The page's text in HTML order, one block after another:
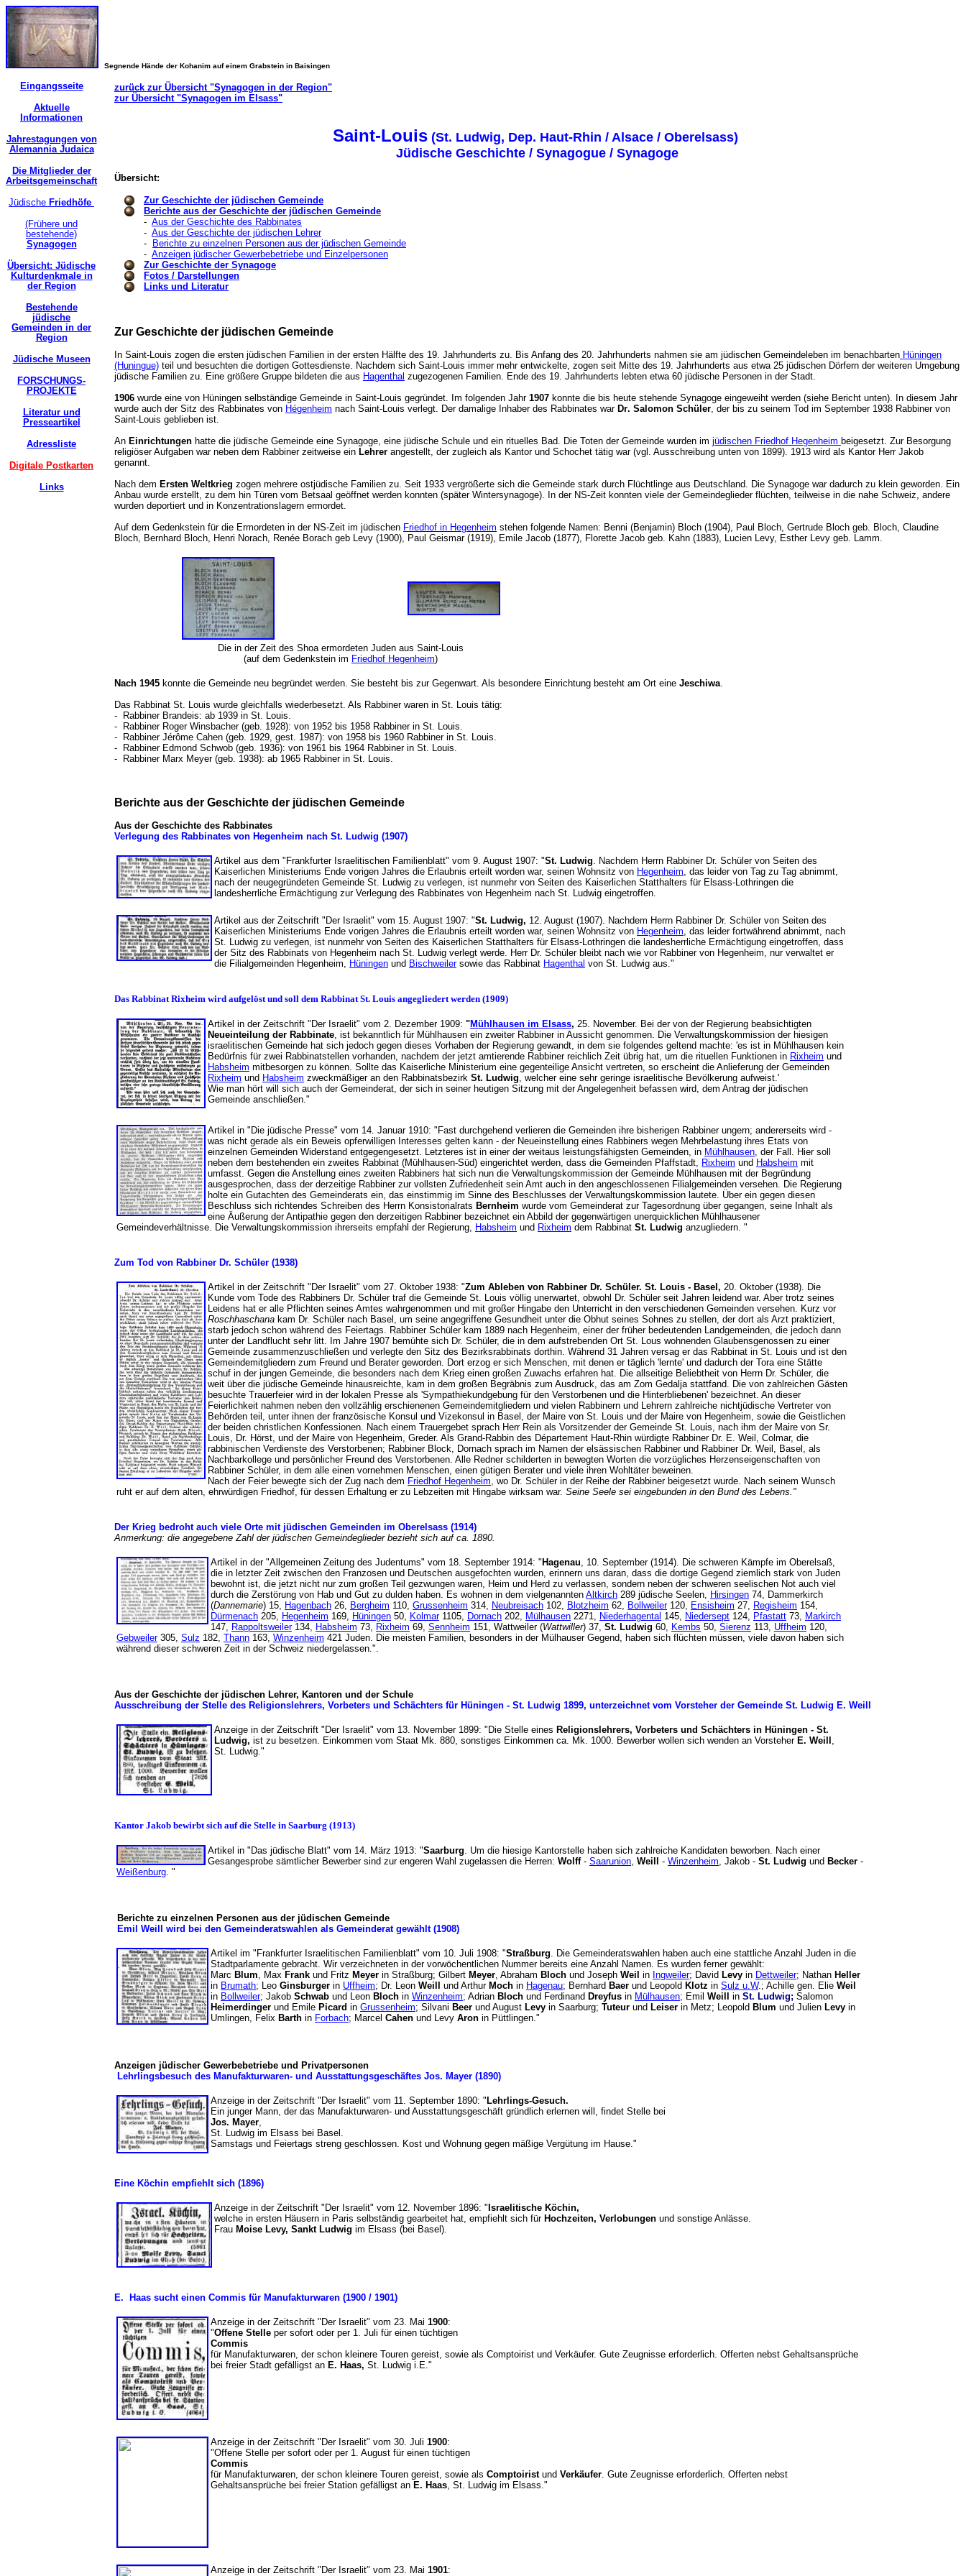
Segnende Hände der Kohanim auf einem Grabstein in Baisingen
Eingangsseite
Aktuelle
Informationen
Jahrestagungen von
Alemannia Judaica
Die Mitglieder der
Arbeitsgemeinschaft
Jüdische Friedhöfe
(Frühere und
bestehende)
Synagogen
Übersicht: Jüdische
Kulturdenkmale in
der Region
Bestehende
jüdische
Gemeinden in der
Region
Jüdische Museen
FORSCHUNGS-
PROJEKTE
Literatur und
Presseartikel
Adressliste
Digitale Postkarten
Links
zurück zur Übersicht "Synagogen in der Region"
zur Übersicht "Synagogen im Elsass"
Saint-Louis (St. Ludwig, Dep. Haut-Rhin / Alsace / Oberelsass)
Jüdische Geschichte / Synagogue / Synagoge
Übersicht:
Zur Geschichte der jüdischen Gemeinde
Berichte aus der Geschichte der jüdischen Gemeinde
- Aus der Geschichte des Rabbinates
- Aus der Geschichte der jüdischen Lehrer
-
Berichte zu einzelnen Personen aus der jüdischen Gemeinde
- Anzeigen jüdischer Gewerbebetriebe und Einzelpersonen
Zur Geschichte der Synagoge
Fotos / Darstellungen
Links und Literatur
Zur Geschichte der jüdischen Gemeinde
In Saint-Louis zogen die ersten jüdischen Familien in der ersten Hälfte des 19. Jahrhunderts zu. Bis Anfang des 20. Jahrhunderts nahmen sie am jüdischen Gemeindeleben im benachbarten Hüningen
(Huningue) teil und besuchten die dortigen Gottesdienste. Nachdem sich Saint-Louis immer mehr entwickelte, zogen seit Mitte des 19. Jahrhunderts aus etwa 25 jüdischen Dörfern der weiteren Umgebung
jüdische Familien zu. Eine größere Gruppe bildeten die aus Hagenthal zugezogenen Familien. Ende des 19. Jahrhunderts lebten etwa 60 jüdische Personen in der Stadt.
1906 wurde eine von Hüningen selbständige Gemeinde in Saint-Louis gegründet. Im folgenden Jahr 1907 konnte die bis heute stehende Synagoge eingeweiht werden (siehe Bericht unten). In diesem Jahr
wurde auch der Sitz des Rabbinates von Hégenheim nach Saint-Louis verlegt. Der damalige Inhaber des Rabbinates war Dr. Salomon Schüler, der bis zu seinem Tod im September 1938 Rabbiner von
Saint-Louis geblieben ist.
An Einrichtungen hatte die jüdische Gemeinde eine Synagoge, eine jüdische Schule und ein rituelles Bad. Die Toten der Gemeinde wurden im jüdischen Friedhof Hegenheim beigesetzt. Zur Besorgung
religiöser Aufgaben war neben dem Rabbiner zeitweise ein Lehrer angestellt, der zugleich als Kantor und Schochet tätig war (vgl. Ausschreibung unten von 1899). 1913 wird als Kantor Herr Jakob
genannt.
Nach dem Ersten Weltkrieg zogen mehrere ostjüdische Familien zu. Seit 1933 vergrößerte sich die Gemeinde stark durch Flüchtlinge aus Deutschland. Die Synagoge war dadurch zu klein geworden. Ein
Anbau wurde erstellt, zu dem hin Türen vom Betsaal geöffnet werden konnten (später Wintersynagoge). In der NS-Zeit konnten viele der Gemeindeglieder flüchten, teilweise in die nahe Schweiz, andere
wurden deportiert und in Konzentrationslagern ermordet.
Auf dem Gedenkstein für die Ermordeten in der NS-Zeit im jüdischen Friedhof in Hegenheim stehen folgende Namen: Benni (Benjamin) Bloch (1904), Paul Bloch, Gertrude Bloch geb. Bloch, Claudine
Bloch, Bernhard Bloch, Henri Norach, Renée Borach geb Levy (1900), Paul Geismar (1919), Emile Jacob (1877), Florette Jacob geb. Kahn (1883), Lucien Levy, Esther Levy geb. Lamm.
Die in der Zeit des Shoa ermordeten Juden aus Saint-Louis
(auf dem Gedenkstein im Friedhof Hegenheim)
Nach 1945 konnte die Gemeinde neu begründet werden. Sie besteht bis zur Gegenwart. Als besondere Einrichtung besteht am Ort eine Jeschiwa.
Das Rabbinat St. Louis wurde gleichfalls wiederbesetzt. Als Rabbiner waren in St. Louis tätig:
- Rabbiner Brandeis: ab 1939 in St. Louis.
- Rabbiner Roger Winsbacher (geb. 1928): von 1952 bis 1958 Rabbiner in St. Louis.
- Rabbiner Jérôme Cahen (geb. 1929, gest. 1987): von 1958 bis 1960 Rabbiner in St. Louis.
- Rabbiner Edmond Schwob (geb. 1936): von 1961 bis 1964 Rabbiner in St. Louis.
- Rabbiner Marx Meyer (geb. 1938): ab 1965 Rabbiner in St. Louis.
Berichte aus der Geschichte der jüdischen Gemeinde
Aus der Geschichte des Rabbinates
Verlegung des Rabbinates von Hegenheim nach St. Ludwig (1907)
Artikel aus dem "Frankfurter Israelitischen Familienblatt" vom 9. August 1907: "St. Ludwig. Nachdem Herrn Rabbiner Dr. Schüler von Seiten des
Kaiserlichen Ministeriums Ende vorigen Jahres die Erlaubnis erteilt worden war, seinen Wohnsitz von Hegenheim, das leider von Tag zu Tag abnimmt,
nach der neugegründeten Gemeinde St. Ludwig zu verlegen, ist nunmehr von Seiten des Kaiserlichen Statthalters für Elsass-Lothringen die
landesherrliche Ermächtigung zur Verlegung des Rabbinates von Hegenheim nach St. Ludwig eingetroffen.
Artikel aus der Zeitschrift "Der Israelit" vom 15. August 1907: "St. Ludwig, 12. August (1907). Nachdem Herrn Rabbiner Dr. Schüler von Seiten des
Kaiserlichen Ministeriums Ende vorigen Jahres die Erlaubnis erteilt worden war, seinen Wohnsitz von Hegenheim, das leider fortwährend abnimmt, nach
St. Ludwig zu verlegen, ist nunmehr von Seiten des Kaiserlichen Statthalters für Elsass-Lothringen die landesherrliche Ermächtigung eingetroffen, dass
der Sitz des Rabbinats von Hegenheim nach St. Ludwig verlegt werde. Herr Dr. Schüler bleibt nach wie vor Rabbiner von Hegenheim, nur verwaltet er
die Filialgemeinden Hegenheim, Hüningen und Bischweilersowie das Rabbinat Hagenthal von St. Ludwig aus."
Das Rabbinat Rixheim wird aufgelöst und soll dem Rabbinat St. Louis angegliedert werden (1909)
Artikel in der Zeitschrift "Der Israelit" vom 2. Dezember 1909: "Mühlhausen im Elsass, 25. November. Bei der von der Regierung beabsichtigten
Neueinteilung der Rabbinate, ist bekanntlich für Mühlhausen ein zweiter Rabbiner in Aussicht genommen. Die Verwaltungskommission der hiesigen
israelitischen Gemeinde hat sich jedoch gegen dieses Vorhaben der Regierung gewandt, in dem sie folgendes geltend machte: 'es ist in Mühlhausen kein
Bedürfnis für zwei Rabbinatstellen vorhanden, nachdem der jetzt amtierende Rabbiner reichlich Zeit übrig hat, um die rituellen Funktionen in Rixheim und
Habsheim mitbesorgen zu können. Sollte das Kaiserliche Ministerium eine gegenteilige Ansicht vertreten, so erscheint die Anlieferung der Gemeinden
Rixheim und Habsheim zweckmäßiger an den Rabbinatsbezirk St. Ludwig, welcher eine sehr geringe israelitische Bevölkerung aufweist.'
Wie man hört will sich auch der Gemeinderat, der sich in seiner heutigen Sitzung mit der Angelegenheit befassen wird, dem Antrag der jüdischen
Gemeinde anschließen."
Artikel in "Die jüdische Presse" vom 14. Januar 1910: "Fast durchgehend verlieren die Gemeinden ihre bisherigen Rabbiner ungern; andererseits wird -
was nicht gerade als ein Beweis opferwilligen Interesses gelten kann - der Neueinstellung eines Rabbiners wegen Mehrbelastung ihres Etats von
einzelnen Gemeinden Widerstand entgegengesetzt. Letzteres ist in einer der weitaus leistungsfähigsten Gemeinden, in Mühlhausen, der Fall. Hier soll
neben dem bestehenden ein zweites Rabbinat (Mühlhausen-Süd) eingerichtet werden, dass die Gemeinden Pfaffstadt, Rixheim und Habsheim mit
umfasst. Gegen die Anstellung eines zweiten Rabbiners hat sich nun die Verwaltungskommission der Gemeinde Mühlhausen mit der Begründung
ausgesprochen, dass der derzeitige Rabbiner zur vollsten Zufriedenheit sein Amt auch in den angeschlossenen Filialgemeinden versehen. Die Regierung
holte ein Gutachten des Gemeinderats ein, das einstimmig im Sinne des Beschlusses der Verwaltungskommission lautete. Über ein gegen diesen
Beschluss sich richtendes Schreiben des Herrn Konsistorialrats Bernheim wurde vom Gemeinderat zur Tagesordnung über gegangen, seine Inhalt als
eine Äußerung der Antipathie gegen den derzeitigen Rabbiner bezeichnet ein Abbild der gegenwärtigen unerquicklichen Mühlhausener
Gemeindeverhältnisse. Die Verwaltungskommission ihrerseits empfahl der Regierung, Habsheim und Rixheim dem Rabbinat St. Ludwig anzugliedern. "
Zum Tod von Rabbiner Dr. Schüler (1938)
Artikel in der Zeitschrift "Der Israelit" vom 27. Oktober 1938: "Zum Ableben von Rabbiner Dr. Schüler. St. Louis - Basel, 20. Oktober (1938). Die
Kunde vom Tode des Rabbiners Dr. Schüler traf die Gemeinde St. Louis völlig unerwartet, obwohl Dr. Schüler seit Jahren leidend war. Aber trotz seines
Leidens hat er alle Pflichten seines Amtes wahrgenommen und mit großer Hingabe den Unterricht in den verschiedenen Gemeinden versehen. Kurz vor
Roschhaschana kam Dr. Schüler nach Basel, um seine angegriffene Gesundheit unter die Obhut seines Sohnes zu stellen, der dort als Arzt praktiziert,
starb jedoch schon während des Feiertags. Rabbiner Schüler kam 1889 nach Hegenheim, einer der früher bedeutenden Landgemeinden, die jedoch dann
unter der Landflucht sehr litt. Im Jahre 1907 bemühte sich Dr. Schüler, die in dem aufstrebenden Ort St. Lous wohnenden Glaubensgenossen zu einer
Gemeinde zusammenzuschließen und verlegte den Sitz des Bezirksrabbinats dorthin. Während 31 Jahren versag er das Rabbinat in St. Louis und ist den
Gemeindemitgliedern zum Freund und Berater geworden. Dort erzog er sich Menschen, mit denen er täglich 'lernte' und dadurch der Tora eine Stätte
schuf in der jungen Gemeinde, die besonders nach dem Krieg einen großen Zuwachs erfahren hat. Die allseitige Beliebtheit von Herrn Dr. Schüler, die
weit über die jüdische Gemeinde hinausreichte, kam in dem großen Begräbnis zum Ausdruck, das am Zom Gedalja stattfand. Die von zahlreichen Gästen
besuchte Trauerfeier wird in der lokalen Presse als 'Sympathiekundgebung für den Verstorbenen und die Hinterbliebenen' bezeichnet. An dieser
Feierlichkeit nahmen neben den vollzählig erschienenen Gemeindemitgliedern und vielen Rabbinern und Lehrern zahlreiche nichtjüdische Vertreter von
Behörden teil, unter ihnen der französische Konsul und Vizekonsul in Basel, der Maire von St. Louis und der Maire von Hegenheim, sowie die Geistlichen
der beiden christlichen Konfessionen. Nach einem Trauergebet sprach Herr Rein als Vorsitzender der Gemeinde St. Louis, nach ihm der Maire von Sr.
Louis, Dr. Hörst, und der Maire von Hegenheim, Greder. Als Grand-Rabbin des Département Haut-Rhin würdigte Rabbiner Dr. E. Weil, Colmar, die
rabbinischen Verdienste des Verstorbenen; Rabbiner Block, Dornach sprach im Namen der elsässischen Rabbiner und Rabbiner Dr. Weil, Basel, als
Nachbarkollege und persönlicher Freund des Verstorbenen. Alle Redner schilderten in bewegten Worten die vorzügliches Herzenseigenschaften von
Rabbiner Schüler, in dem alle einen vornehmen Menschen, einen gütigen Berater und viele ihren Wohltäter beweinen.
Nach der Feier bewegte sich der Zug nach dem Friedhof Hegenheim, wo Dr. Schüler in der Reihe der Rabbiner beigesetzt wurde. Nach seinem Wunsch
ruht er auf dem alten, ehrwürdigen Friedhof, für dessen Erhaltung er zu Lebzeiten mit Hingabe wirksam war. Seine Seele sei eingebunden in den Bund des Lebens."
Der Krieg bedroht auch viele Orte mit jüdischen Gemeinden im Oberelsass (1914)
Anmerkung: die angegebene Zahl der jüdischen Gemeindeglieder bezieht sich auf ca. 1890.
Artikel in der "Allgemeinen Zeitung des Judentums" vom 18. September 1914: " Hagenau, 10. September (1914). Die schweren Kämpfe im Oberelsaß,
die in letzter Zeit zwischen den Franzosen und Deutschen ausgefochten wurden, erinnern uns daran, dass die dortige Gegend ziemlich stark von Juden
bewohnt ist, die jetzt nicht nur zum großen Teil gezwungen waren, Heim und Herd zu verlassen, sondern neben der schweren seelischen Not auch viel
durch die Zerstörung von Hab und Gut zu dulden haben. Es wohnen in dem vielgenannten Altkirch 289 jüdische Seelen, Hirsingen 74, Dammerkirch
(Dannemarie) 15, Hagenbach 26, Bergheim 110, Grussenheim 314, Neubreisach 102, Blotzheim 62, Bollweiler120, Ensisheim 27, Regisheim 154,
Dürmenach 205, Hegenheim 169, Hüningen 50, Kolmar1105, Dornach 202, Mülhausen 2271, Niederhagental 145, Niedersept 124, Pfastatt 73, Markirch
147, Rappoltsweiler134, Habsheim 73, Rixheim 69, Sennheim 151, Wattweiler (Wattwiller) 37, St. Ludwig 60, Kembs 50, Sierenz 113, Uffheim 120,
Gebweiler305, Sulz 182, Thann 163, Winzenheim 421 Juden. Die meisten Familien, besonders in der Mülhauser Gegend, haben sich flüchten müssen, viele davon haben sich
während dieser schweren Zeit in der Schweiz niedergelassen.".
Aus der Geschichte der jüdischen Lehrer, Kantoren und der Schule
Ausschreibung der Stelle des Religionslehrers, Vorbeters und Schächters für Hüningen - St. Ludwig 1899, unterzeichnet vom Vorsteher der Gemeinde St. Ludwig E. Weill
Anzeige in der Zeitschrift "Der Israelit" vom 13. November 1899: "Die Stelle eines Religionslehrers, Vorbeters und Schächters in Hüningen - St.
Ludwig, ist zu besetzen. Einkommen vom Staat Mk. 880, sonstiges Einkommen ca. Mk. 1000. Bewerber wollen sich wenden an VorsteherE. Weill ,
St. Ludwig."
Kantor Jakob bewirbt sich auf die Stelle in Saarburg (1913)
Artikel in "Das jüdische Blatt" vom 14. März 1913: "Saarburg. Um die hiesige Kantorstelle haben sich zahlreiche Kandidaten beworben. Nach einer
Gesangesprobe sämtlicher Bewerber sind zur engeren Wahl zugelassen die Herren: Wolff- Saarunion, Weill - Winzenheim, Jakob - St. Ludwig und Becker -
Weißenburg. "
Berichte zu einzelnen Personen aus der jüdischen Gemeinde
Emil Weill wird bei den Gemeinderatswahlen als Gemeinderat gewählt (1908)
Artikel im "Frankfurter Israelitischen Familienblatt" vom 10. Juli 1908: "Straßburg. Die Gemeinderatswahlen haben auch eine stattliche Anzahl Juden in die
Stadtparlamente gebracht. Wir verzeichneten in der vorwöchentlichen Nummer bereits eine Anzahl Namen. Es wurden ferner gewählt:
Marc Blum, Max Frank und Fritz Meyer in Straßburg; Gilbert Meyer, Abraham Bloch und Joseph Weil in Ingweiler; David Levy in Dettweiler; Nathan Heller
in Brumath; Leo Ginsburger in Uffheim; Dr. Leon Weill und Arthur Moch in Hagenau; Bernhard Baer und Leopold Klotz in Sulz u.W.; Achille gen. Elie Weil
in Bollweiler; Jakob Schwab und Leon Bloch in Winzenheim; Adrian Bloch und Ferdinand Dreyfus in Mülhausen; Emil Weill in St. Ludwig; Salomon
Heimerdinger und Emile Picard in Grussenheim; Silvani Beer und August Levy in Saarburg; Tuteur und Leiser in Metz; Leopold Blum und Julien Levy in
Umlingen, Felix Barth in Forbach; Marcel Cahen und Levy Aron in Püttlingen."
Anzeigen jüdischer Gewerbebetriebe und Privatpersonen
Lehrlingsbesuch des Manufakturwaren- und Ausstattungsgeschäftes Jos. Mayer (1890)
Anzeige in der Zeitschrift "Der Israelit" vom 11. September 1890: " Lehrlings-Gesuch.
Ein junger Mann, der das Manufakturwaren- und Ausstattungsgeschäft gründlich erlernen will, findet Stelle bei
Jos. Mayer,
St. Ludwig im Elsass bei Basel.
Samstags und Feiertags streng geschlossen. Kost und Wohnung gegen mäßige Vergütung im Hause."
Eine Köchin empfiehlt sich (1896)
Anzeige in der Zeitschrift "Der Israelit" vom 12. November 1896: " Israelitische Köchin,
welche in ersten Häusern in Paris selbständig gearbeitet hat, empfiehlt sich fürHochzeiten, Verlobungen und sonstige Anlässe.
Frau Moise Levy, Sankt Ludwig im Elsass (bei Basel).
E. Haas sucht einen Commis für Manufakturwaren (1900 / 1901)
Anzeige in der Zeitschrift "Der Israelit" vom 23. Mai 1900:
"Offene Stelle per sofort oder per 1. Juli für einen tüchtigen
Commis
für Manufakturwaren, der schon kleinere Touren gereist, sowie als Comptoirist und Verkäufer. Gute Zeugnisse erforderlich. Offerten nebst Gehaltsansprüche
bei freier Stadt gefälligst an E. Haas, St. Ludwig i.E."
Anzeige in der Zeitschrift "Der Israelit" vom 30. Juli 1900:
"Offene Stelle per sofort oder per 1. August für einen tüchtigen
Commis
für Manufakturwaren, der schon kleinere Touren gereist, sowie als Comptoiristund Verkäufer. Gute Zeugnisse erforderlich. Offerten nebst
Gehaltsansprüche bei freier Station gefälligst an E. Haas, St. Ludwig im Elsass."
Anzeige in der Zeitschrift "Der Israelit" vom 23. Mai 1901: